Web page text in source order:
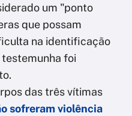
um "ponto
que possam
na identificação
foi
das três vítimas
sofreram violência